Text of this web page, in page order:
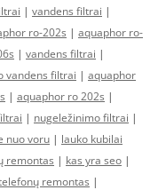
| vandens filtrai |
ro-202s | aquaphor ro-
| vandens filtrai |
vandens filtrai | aquaphor
| aquaphor ro 202s |
| nugeležinimo filtrai |
nuo voru | lauko kubilai
remontas | kas yra seo |
remontas |